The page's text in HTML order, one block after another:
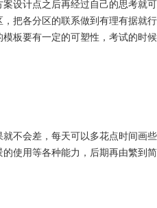
设计点之后再经过自己的思考就
把各分区的联系做到有理有据就
板要有一定的可塑性，考试的时
不会差，每天可以多花点时间画
使用等各种能力，后期再由繁到